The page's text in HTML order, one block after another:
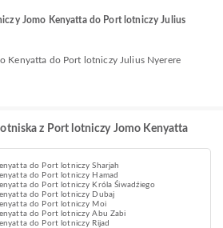
Jomo Kenyatta do Port lotniczy Julius
z Port lotniczy Jomo Kenyatta
do Port lotniczy Sharjah
do Port lotniczy Hamad
do Port lotniczy Króla Śiwadźiego
do Port lotniczy Dubaj
do Port lotniczy Moi
do Port lotniczy Abu Zabi
do Port lotniczy Rijad